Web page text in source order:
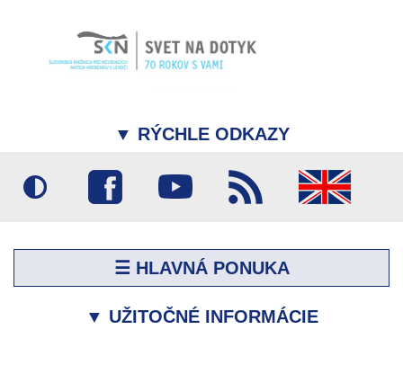
▼ RÝCHLE ODKAZY
☰ HLAVNÁ PONUKA
▼ UŽITOČNÉ INFORMÁCIE